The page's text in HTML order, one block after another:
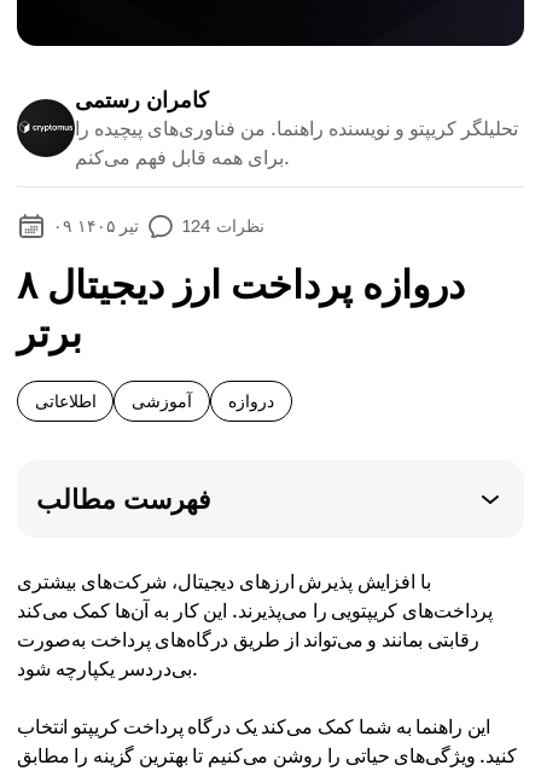
کامران رستمی
تحلیلگر کریپتو و نویسنده راهنما. من فناوری‌های پیچیده را
برای همه قابل فهم می‌کنم.
۰۹ تیر ۱۴۰۵ 124 نظرات
۸ دروازه پرداخت ارز دیجیتال
برتر
اطلاعاتی آموزشی دروازه
فهرست مطالب
با افزایش پذیرش ارزهای دیجیتال، شرکت‌های بیشتری
پرداخت‌های کریپتویی را می‌پذیرند. این کار به آن‌ها کمک می‌کند
رقابتی بمانند و می‌تواند از طریق درگاه‌های پرداخت به‌صورت
بی‌دردسر یکپارچه شود.
این راهنما به شما کمک می‌کند یک درگاه پرداخت کریپتو انتخاب
کنید. ویژگی‌های حیاتی را روشن می‌کنیم تا بهترین گزینه را مطابق